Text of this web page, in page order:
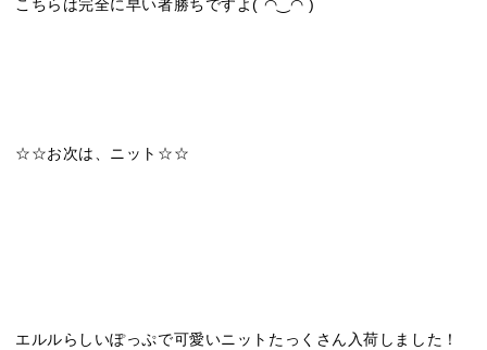
こちらは完全に早い者勝ちですよ( ◠‿◠ )
☆☆お次は、ニット☆☆
エルルらしいぽっぷで可愛いニットたっくさん入荷しました！